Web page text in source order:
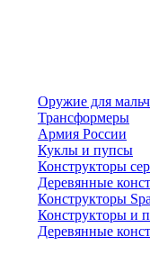
Оружие для
Трансформеры
Армия России
Куклы и пупсы
Конструкторы
Деревянные
Конструкторы
Конструкторы и
Деревянные